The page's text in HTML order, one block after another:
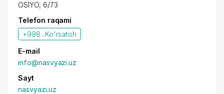
OSIYO, 6/73
Telefon raqami
+998...Ko'rsatish
E-mail
info@nasvyazi.uz
Sayt
nasvyazi.uz